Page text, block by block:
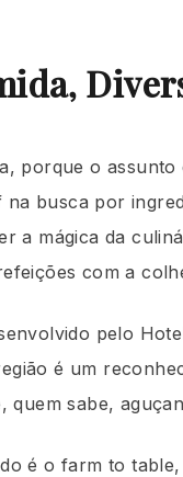
porque o
busca por
a mágica da
com a
pelo
é um
quem sabe,
é o farm to